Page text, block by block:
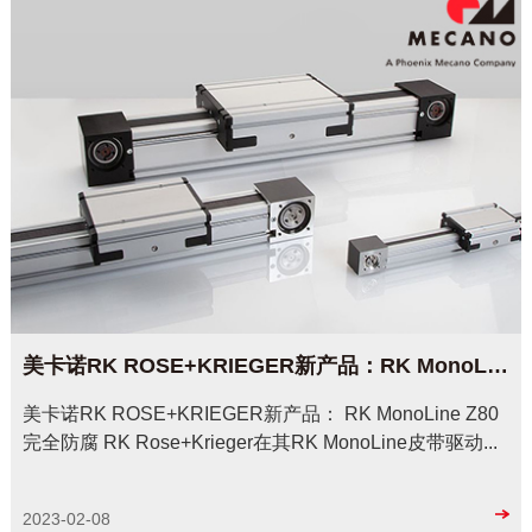
美卡诺RK ROSE+KRIEGER新产品：RK MonoLine Z80-完全防腐
美卡诺RK ROSE+KRIEGER新产品： RK MonoLine Z80
完全防腐 RK Rose+Krieger在其RK MonoLine皮带驱动...
2023-02-08